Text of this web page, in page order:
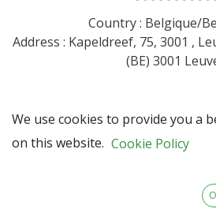
Country : Belgique/
Address : Kapeldreef, 75, 3001 ,
(BE) 3001
We use cookies to provide you a
on this website. Cookie Policy